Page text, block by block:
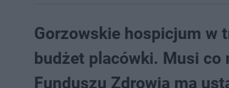
Gorzowskie hospicjum w
budżet placówki. Musi co
Funduszu Zdrowia ma